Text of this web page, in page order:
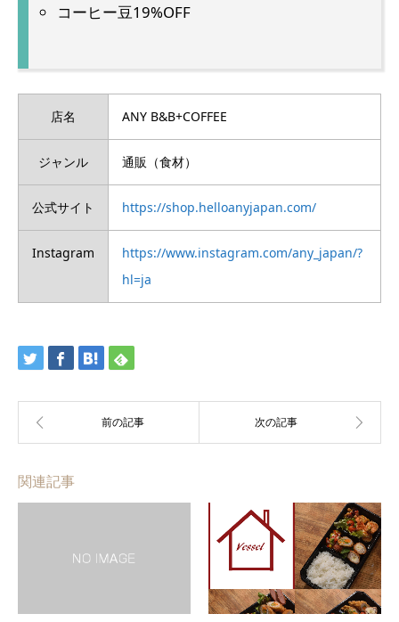
コーヒー豆19%OFF
店名 ANY B&B+COFFEE
ジャンル 通販（食材）
公式サイト https://shop.helloanyjapan.com/
Instagram
https://www.instagram.com/any_japan/?
hl=ja
関連記事